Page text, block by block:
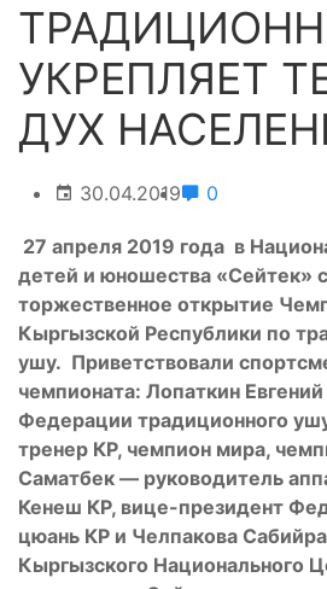
УКРЕПЛЯЕТ
ДУХ
30.04.2019 0
27 апреля 2019 года в
детей и юношества «Сейтек»
торжественное открытие
Кыргызской Республики по
ушу. Приветствовали
чемпионата: Лопаткин
Федерации традиционного
тренер КР, чемпион мира,
Саматбек — руководитель
Кенеш КР, вице-президент
цюань КР и Челпакова
Кыргызского Национального